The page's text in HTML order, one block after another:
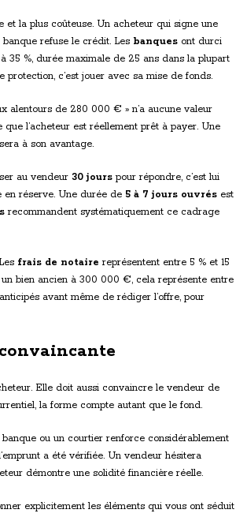
et la plus coûteuse. Un acheteur qui signe une
refuse le crédit. Les banques ont durci
35 %, durée maximale de 25 ans dans la plupart
c’est jouer avec sa mise de fonds.
alentours de 280 000 € » n’a aucune valeur
l’acheteur est réellement prêt à payer. Une
à son avantage.
au vendeur 30 jours pour répondre, c’est lui
réserve. Une durée de 5 à 7 jours ouvrés est
recommandent systématiquement ce cadrage
frais de notaire représentent entre 5 % et 15
bien ancien à 300 000 €, cela représente entre
avant même de rédiger l’offre, pour
Elle doit aussi convaincre le vendeur de
la forme compte autant que le fond.
ou un courtier renforce considérablement
a été vérifiée. Un vendeur hésitera
démontre une solidité financière réelle.
explicitement les éléments qui vous ont séduit